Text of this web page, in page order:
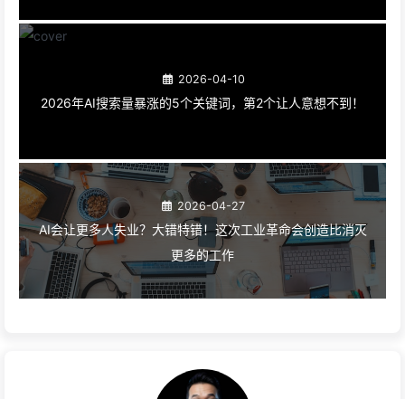
2026-04-10
2026年AI搜索量暴涨的5个关键词，第2个让人意想不到！
2026-04-27
AI会让更多人失业？大错特错！这次工业革命会创造比消灭
更多的工作